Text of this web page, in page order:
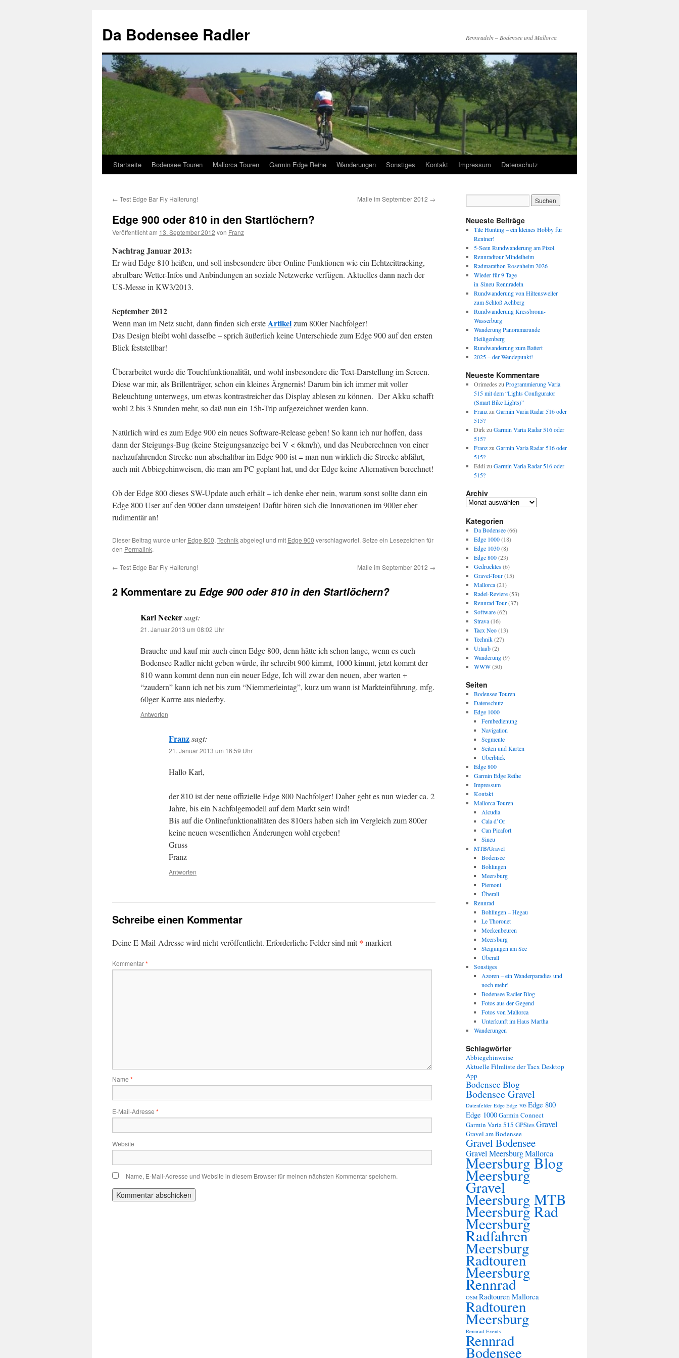
springen
Da Bodensee Radler Rennradeln – Bodensee und Mallorca
Startseite Bodensee Touren Mallorca Touren Garmin Edge Reihe Wanderungen Sonstiges Kontakt Impressum Datenschutz
← Test Edge Bar Fly Halterung! Malle im September 2012 →
Edge 900 oder 810 in den Startlöchern?
Veröffentlicht am 13. September 2012 von Franz
Nachtrag Januar 2013:
Er wird Edge 810 heißen, und soll insbesondere über Online-Funktionen wie ein Echtzeittracking,
abrufbare Wetter-Infos und Anbindungen an soziale Netzwerke verfügen. Aktuelles dann nach der
US-Messe in KW3/2013.
September 2012
Wenn man im Netz sucht, dann finden sich ersteArtikelzum 800er Nachfolger!
Das Design bleibt wohl dasselbe – sprich äußerlich keine Unterschiede zum Edge 900 auf den ersten
Blick feststellbar!
Überarbeitet wurde die Touchfunktionalität, und wohl insbesondere die Text-Darstellung im Screen.
Diese war mir, als Brillenträger, schon ein kleines Ärgnernis! Darum bin ich immer mit voller
Beleuchtung unterwegs, um etwas kontrastreicher das Display ablesen zu können. Der Akku schafft
wohl 2 bis 3 Stunden mehr, so daß nun ein 15h-Trip aufgezeichnet werden kann.
Natürlich wird es zum Edge 900 ein neues Software-Release geben! So kann ich nur hoffen, dass
dann der Steigungs-Bug (keine Steigungsanzeige bei V < 6km/h), und das Neuberechnen von einer
nachzufahrenden Strecke nun abschaltbar im Edge 900 ist = man nun wirklich die Strecke abfährt,
auch mit Abbiegehinweisen, die man am PC geplant hat, und der Edge keine Alternativen berechnet!
Ob der Edge 800 dieses SW-Update auch erhält – ich denke eher nein, warum sonst sollte dann ein
Edge 800 User auf den 900er dann umsteigen! Dafür hören sich die Innovationen im 900er eher
rudimentär an!
Dieser Beitrag wurde unter Edge 800, Technikabgelegt und mit Edge 900 verschlagwortet. Setze ein Lesezeichen für
den Permalink.
← Test Edge Bar Fly Halterung! Malle im September 2012 →
2 Kommentare zu Edge 900 oder 810 in den Startlöchern?
Karl Neckersagt:
21. Januar 2013 um 08:02 Uhr
Brauche und kauf mir auch einen Edge 800, denn hätte ich schon lange, wenn es euch
Bodensee Radler nicht geben würde, ihr schreibt 900 kimmt, 1000 kimmt, jetzt kommt der
810 wann kommt denn nun ein neuer Edge, Ich will zwar den neuen, aber warten +
“zaudern” kann ich net bis zum “Niemmerleintag”, kurz um wann ist Markteinführung. mfg.
60ger Karrre aus niederby.
Antworten
Franzsagt:
21. Januar 2013 um 16:59 Uhr
Hallo Karl,
der 810 ist der neue offizielle Edge 800 Nachfolger! Daher geht es nun wieder ca. 2
Jahre, bis ein Nachfolgemodell auf dem Markt sein wird!
Bis auf die Onlinefunktionalitäten des 810ers haben sich im Vergleich zum 800er
keine neuen wesentlichen Änderungen wohl ergeben!
Gruss
Franz
Antworten
Schreibe einen Kommentar
Deine E-Mail-Adresse wird nicht veröffentlicht. Erforderliche Felder sind mit* markiert
Kommentar*
Name *
E-Mail-Adresse *
Website
Name, E-Mail-Adresse und Website in diesem Browser für meinen nächsten Kommentar speichern.
Neueste Beiträge
Tile Hunting – ein kleines Hobby für
Rentner!
5-Seen Rundwanderung am Pizol.
Rennradtour Mindelheim
Radmarathon Rosenheim 2026
Wieder für 9 Tage
in Sineu Rennradeln
Rundwanderung von Hiltensweiler
zum Schloß Achberg
Rundwanderung Kressbronn-
Wasserburg
Wanderung Panoramarunde
Heiligenberg
Rundwanderung zum Battert
2025 – der Wendepunkt!
Neueste Kommentare
Orimedes zu Programmierung Varia
515 mit dem “Lights Configurator
(Smart Bike Lights)”
Franzzu Garmin Varia Radar 516 oder
515?
Dirkzu Garmin Varia Radar 516 oder
515?
Franzzu Garmin Varia Radar 516 oder
515?
Eddi zu Garmin Varia Radar 516 oder
515?
Archiv
Archiv
Kategorien
Da Bodensee(66)
Edge 1000(18)
Edge 1030(8)
Edge 800(23)
Gedrucktes(6)
Gravel-Tour(15)
Mallorca(21)
Radel-Reviere(53)
Rennrad-Tour(37)
Software(62)
Strava(16)
Tacx Neo(13)
Technik(27)
Urlaub(2)
Wanderung(9)
WWW(50)
Seiten
Bodensee Touren
Datenschutz
Edge 1000
Fernbedienung
Navigation
Segmente
Seiten und Karten
Überblick
Edge 800
Garmin Edge Reihe
Impressum
Kontakt
Mallorca Touren
Alcudia
Cala d’Or
Can Picafort
Sineu
MTB/Gravel
Bodensee
Bohlingen
Meersburg
Piemont
Überall
Rennrad
Bohlingen – Hegau
Le Thoronet
Meckenbeuren
Meersburg
Steigungen am See
Überall
Sonstiges
Azoren – ein Wanderparadies und
noch mehr!
Bodensee Radler Blog
Fotos aus der Gegend
Fotos von Mallorca
Unterkunft im Haus Martha
Wanderungen
Schlagwörter
Abbiegehinweise
Aktuelle Filmliste der Tacx Desktop
App
Bodensee Blog
Bodensee Gravel
Datenfelder Edge Edge 705 Edge 800
Edge 1000Garmin Connect
Garmin Varia 515 GPSiesGravel
Gravel am Bodensee
Gravel Bodensee
Gravel MeersburgMallorca
Meersburg Blog
Meersburg
Gravel
Meersburg MTB
Meersburg Rad
Meersburg
Radfahren
Meersburg
Radtouren
Meersburg
Rennrad
OSM Radtouren Mallorca
Radtouren
Meersburg
Rennrad-Events
Rennrad
Bodensee